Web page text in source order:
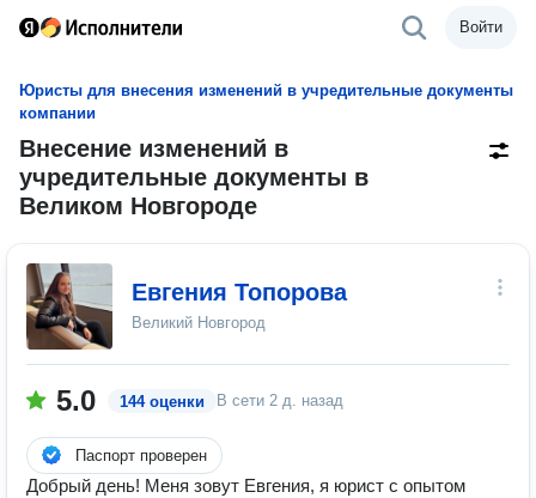
Войти
Юристы для внесения изменений в учредительные документы
компании
Внесение изменений в
учредительные документы в
Великом Новгороде
Евгения Топорова
Великий Новгород
5.0 144 оценки В сети 2 д. назад
Паспорт проверен
Добрый день! Меня зовут Евгения, я юрист с опытом